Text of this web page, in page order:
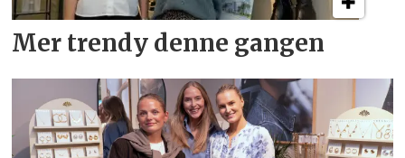
Mer trendy denne gangen